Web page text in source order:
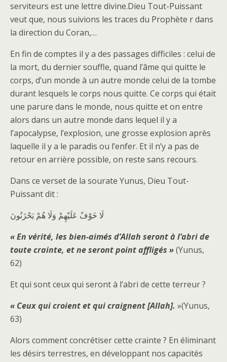
serviteurs est une lettre divine.Dieu Tout-Puissant
veut que, nous suivions les traces du Prophète r dans
la direction du Coran,…
En fin de comptes il y a des passages difficiles : celui de
la mort, du dernier souffle, quand l’âme qui quitte le
corps, d’un monde à un autre monde celui de la tombe
durant lesquels le corps nous quitte. Ce corps qui était
une parure dans le monde, nous quitte et on entre
alors dans un autre monde dans lequel il y a
l’apocalypse, l’explosion, une grosse explosion après
laquelle il y a le paradis ou l’enfer. Et il n’y a pas de
retour en arrière possible, on reste sans recours.
Dans ce verset de la sourate Yunus, Dieu Tout-
Puissant dit :
لَا خَوْفٌ عَلَيْهِمْ وَلَا هُمْ يَحْزَنُونَ
« En vérité, les bien-aimés d’Allah seront à l’abri de
toute crainte, et ne seront point affligés »(Yunus,
62)
Et qui sont ceux qui seront à l’abri de cette terreur ?
« Ceux qui croient et qui craignent [Allah]. »(Yunus,
63)
Alors comment concrétiser cette crainte ? En éliminant
les désirs terrestres, en développant nos capacités